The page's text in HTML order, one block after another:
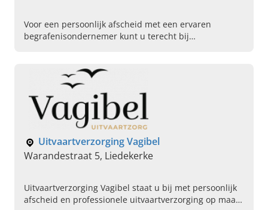
Voor een persoonlijk afscheid met een ervaren
begrafenisondernemer kunt u terecht bij
Uitvaartverzorging Vagibel
Warandestraat 5, Liedekerke
Uitvaartverzorging Vagibel staat u bij met persoonlijk
afscheid en professionele uitvaartverzorging op maat.